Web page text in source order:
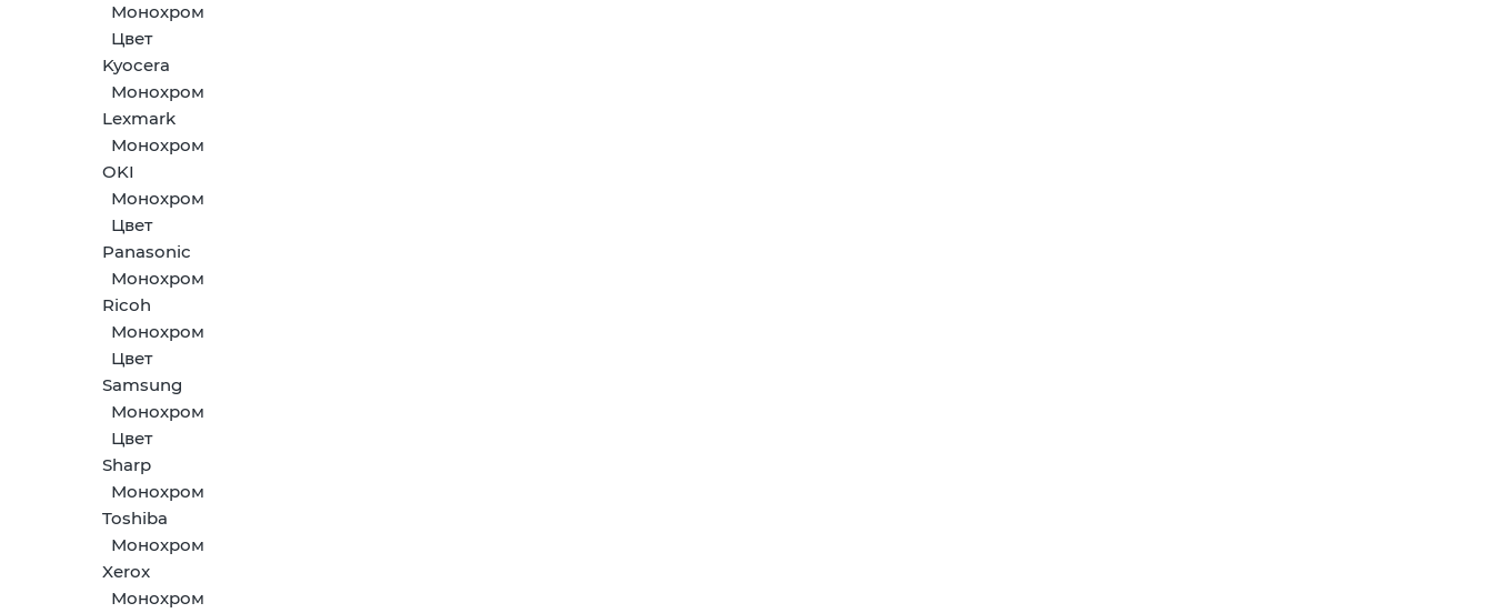
Монохром
Цвет
Kyocera
Монохром
Lexmark
Монохром
OKI
Монохром
Цвет
Panasonic
Монохром
Ricoh
Монохром
Цвет
Samsung
Монохром
Цвет
Sharp
Монохром
Toshiba
Монохром
Xerox
Монохром